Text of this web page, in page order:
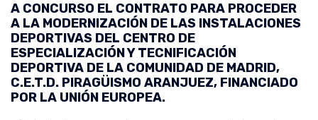
A CONCURSO EL CONTRATO PARA PROCEDER
A LA MODERNIZACIÓN DE LAS INSTALACIONES
DEPORTIVAS DEL CENTRO DE
ESPECIALIZACIÓN Y TECNIFICACIÓN
DEPORTIVA DE LA COMUNIDAD DE MADRID,
C.E.T.D. PIRAGÜISMO ARANJUEZ, FINANCIADO
POR LA UNIÓN EUROPEA.